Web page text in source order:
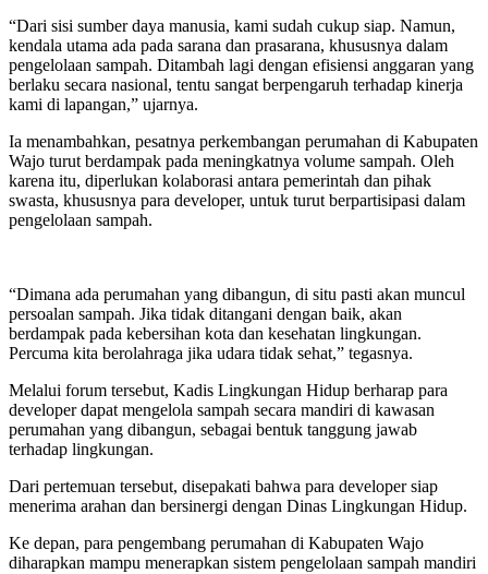
“Dari sisi sumber daya manusia, kami sudah cukup siap. Namun,
kendala utama ada pada sarana dan prasarana, khususnya dalam
pengelolaan sampah. Ditambah lagi dengan efisiensi anggaran yang
berlaku secara nasional, tentu sangat berpengaruh terhadap kinerja
kami di lapangan,” ujarnya.
Ia menambahkan, pesatnya perkembangan perumahan di Kabupaten
Wajo turut berdampak pada meningkatnya volume sampah. Oleh
karena itu, diperlukan kolaborasi antara pemerintah dan pihak
swasta, khususnya para developer, untuk turut berpartisipasi dalam
pengelolaan sampah.
“Dimana ada perumahan yang dibangun, di situ pasti akan muncul
persoalan sampah. Jika tidak ditangani dengan baik, akan
berdampak pada kebersihan kota dan kesehatan lingkungan.
Percuma kita berolahraga jika udara tidak sehat,” tegasnya.
Melalui forum tersebut, Kadis Lingkungan Hidup berharap para
developer dapat mengelola sampah secara mandiri di kawasan
perumahan yang dibangun, sebagai bentuk tanggung jawab
terhadap lingkungan.
Dari pertemuan tersebut, disepakati bahwa para developer siap
menerima arahan dan bersinergi dengan Dinas Lingkungan Hidup.
Ke depan, para pengembang perumahan di Kabupaten Wajo
diharapkan mampu menerapkan sistem pengelolaan sampah mandiri